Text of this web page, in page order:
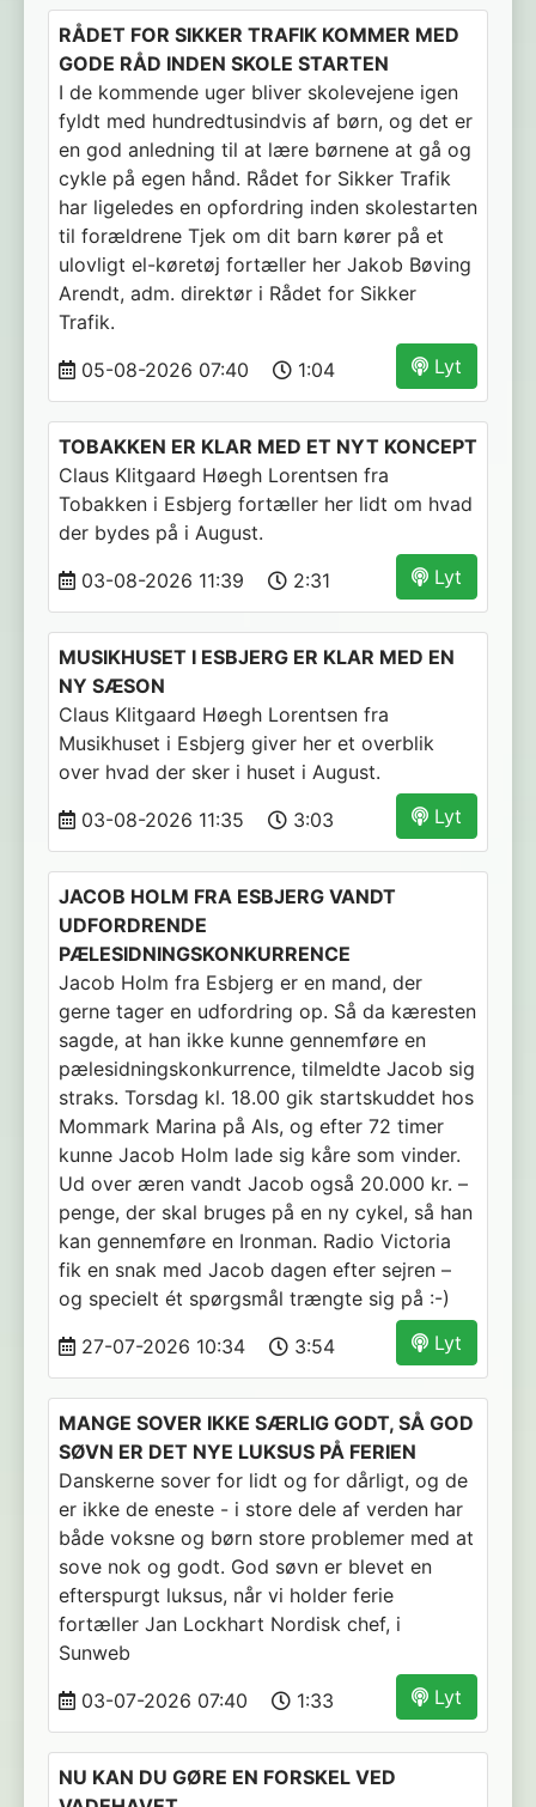
RÅDET FOR SIKKER TRAFIK KOMMER MED
GODE RÅD INDEN SKOLE STARTEN
I de kommende uger bliver skolevejene igen
fyldt med hundredtusindvis af børn, og det er
en god anledning til at lære børnene at gå og
cykle på egen hånd. Rådet for Sikker Trafik
har ligeledes en opfordring inden skolestarten
til forældrene Tjek om dit barn kører på et
ulovligt el-køretøj fortæller her Jakob Bøving
Arendt, adm. direktør i Rådet for Sikker
Trafik.
Lyt
05-08-2026 07:40 1:04
TOBAKKEN ER KLAR MED ET NYT KONCEPT
Claus Klitgaard Høegh Lorentsen fra
Tobakken i Esbjerg fortæller her lidt om hvad
der bydes på i August.
Lyt
03-08-2026 11:39 2:31
MUSIKHUSET I ESBJERG ER KLAR MED EN
NY SÆSON
Claus Klitgaard Høegh Lorentsen fra
Musikhuset i Esbjerg giver her et overblik
over hvad der sker i huset i August.
Lyt
03-08-2026 11:35 3:03
JACOB HOLM FRA ESBJERG VANDT
UDFORDRENDE
PÆLESIDNINGSKONKURRENCE
Jacob Holm fra Esbjerg er en mand, der
gerne tager en udfordring op. Så da kæresten
sagde, at han ikke kunne gennemføre en
pælesidningskonkurrence, tilmeldte Jacob sig
straks. Torsdag kl. 18.00 gik startskuddet hos
Mommark Marina på Als, og efter 72 timer
kunne Jacob Holm lade sig kåre som vinder.
Ud over æren vandt Jacob også 20.000 kr. –
penge, der skal bruges på en ny cykel, så han
kan gennemføre en Ironman. Radio Victoria
fik en snak med Jacob dagen efter sejren –
og specielt ét spørgsmål trængte sig på :-)
Lyt
27-07-2026 10:34 3:54
MANGE SOVER IKKE SÆRLIG GODT, SÅ GOD
SØVN ER DET NYE LUKSUS PÅ FERIEN
Danskerne sover for lidt og for dårligt, og de
er ikke de eneste - i store dele af verden har
både voksne og børn store problemer med at
sove nok og godt. God søvn er blevet en
efterspurgt luksus, når vi holder ferie
fortæller Jan Lockhart Nordisk chef, i
Sunweb
Lyt
03-07-2026 07:40 1:33
NU KAN DU GØRE EN FORSKEL VED